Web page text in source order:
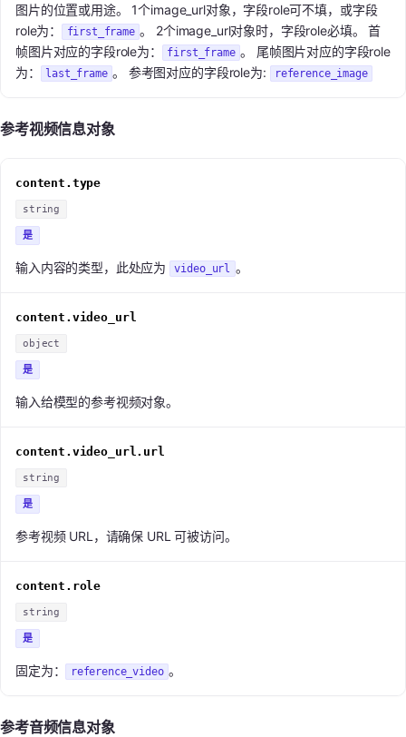
图片的位置或用途。 1个image_url对象，字段role可不填，或字段
role为：
first_frame 。 2个image_url对象时，字段role必填。 首
帧图片对应的字段role为：
first_frame 。 尾帧图片对应的字段role
为：
last_frame 。 参考图对应的字段role为: reference_image
参考视频信息对象
content.type
string
是
输入内容的类型，此处应为 video_url 。
content.video_url
object
是
输入给模型的参考视频对象。
content.video_url.url
string
是
参考视频 URL，请确保 URL 可被访问。
content.role
string
是
固定为： reference_video 。
参考音频信息对象